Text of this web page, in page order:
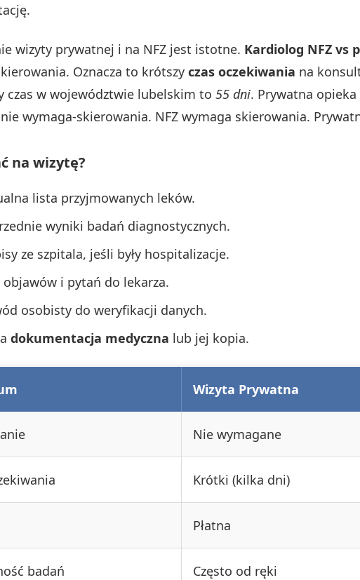
wizyty prywatnej i na NFZ jest istotne. Kardiolog NFZ vs
Oznacza to krótszy czas oczekiwania na
czas w województwie lubelskim to 55 dni. Prywatna
wymaga-skierowania. NFZ wymaga skierowania.
na wizytę?
lista przyjmowanych leków.
wyniki badań diagnostycznych.
ze szpitala, jeśli były hospitalizacje.
objawów i pytań do lekarza.
osobisty do weryfikacji danych.
dokumentacja medyczna lub jej kopia.
Wizyta Prywatna
Nie wymagane
Krótki (kilka dni)
Płatna
badań Często od ręki